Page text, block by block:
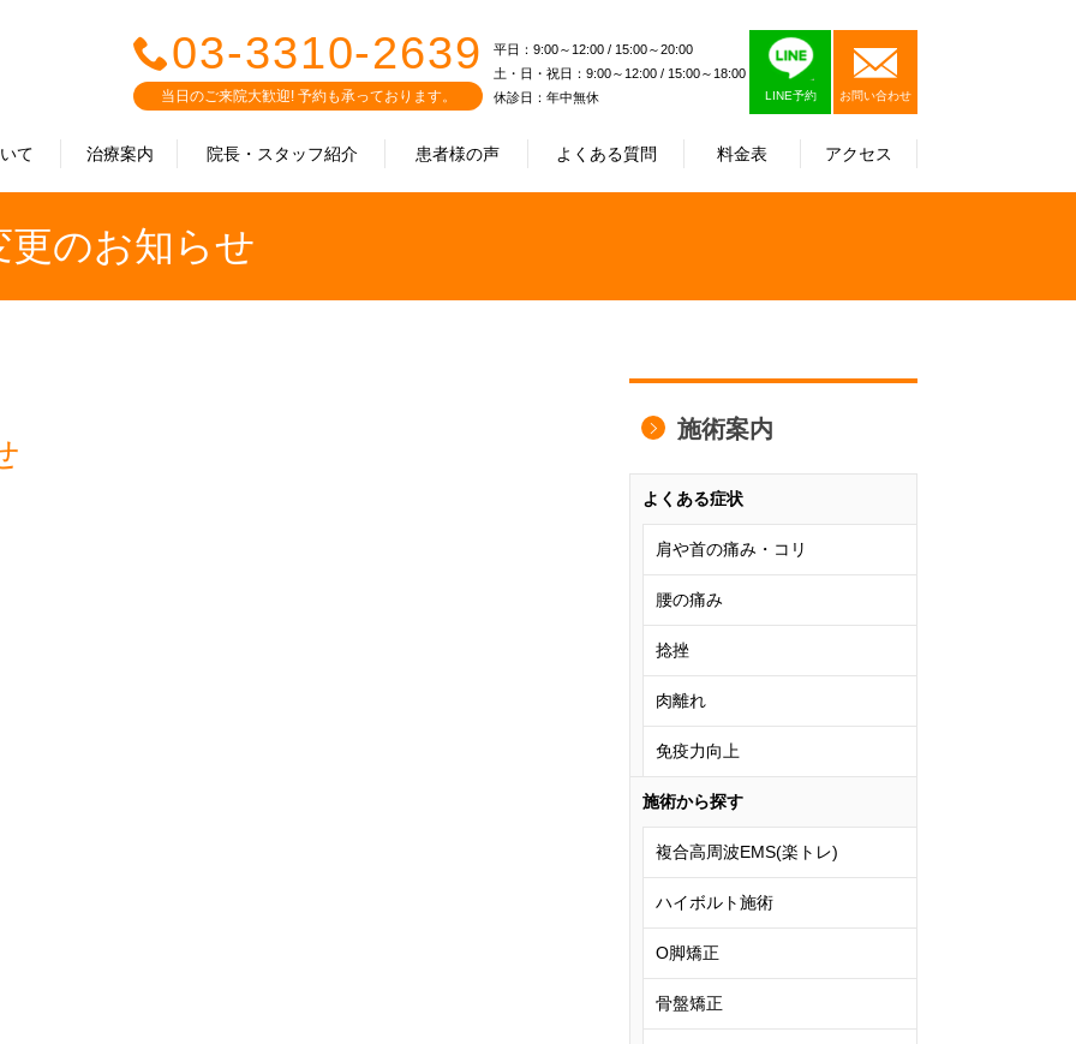
て 治療案内 院長・スタッフ紹介 患者様の声 よくある質問 料金表 アクセス
03-3310-2639
当日のご来院大歓迎! 予約も承っております。
平日：9:00～12:00 / 15:00～20:00
土・日・祝日：9:00～12:00 / 15:00～18:00
休診日：年中無休
LINE予約 お問い合わせ
のお知らせ
施術案内
よくある症状
肩や首の痛み・コリ
腰の痛み
捻挫
肉離れ
免疫力向上
施術から探す
複合高周波EMS(楽トレ)
ハイボルト施術
O脚矯正
骨盤矯正